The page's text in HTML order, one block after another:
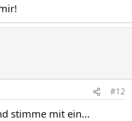
#12
stimme mit ein...